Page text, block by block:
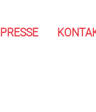
PRESSE